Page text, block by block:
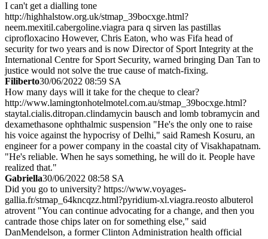
I can't get a dialling tone
http://highhalstow.org.uk/stmap_39bocxge.html?
neem.mexitil.cabergoline.viagra para q sirven las pastillas
ciprofloxacino However, Chris Eaton, who was Fifa head of
security for two years and is now Director of Sport Integrity at the
International Centre for Sport Security, warned bringing Dan Tan to
justice would not solve the true cause of match-fixing.
Filiberto30/06/2022 08:59 SA
How many days will it take for the cheque to clear?
http://www.lamingtonhotelmotel.com.au/stmap_39bocxge.html?
staytal.cialis.ditropan.clindamycin bausch and lomb tobramycin and
dexamethasone ophthalmic suspension "He's the only one to raise
his voice against the hypocrisy of Delhi," said Ramesh Kosuru, an
engineer for a power company in the coastal city of Visakhapatnam.
"He's reliable. When he says something, he will do it. People have
realized that."
Gabriella30/06/2022 08:58 SA
Did you go to university? https://www.voyages-
gallia.fr/stmap_64kncqzz.html?pyridium-xl.viagra.reosto albuterol
atrovent "You can continue advocating for a change, and then you
cantrade those chips later on for something else," said
DanMendelson, a former Clinton Administration health official